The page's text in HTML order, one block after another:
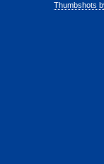
Thumbshots